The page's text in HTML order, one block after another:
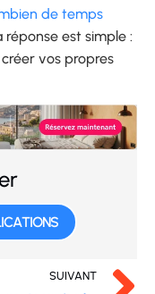
de temps
réponse est simple :
vos propres
SUIVANT